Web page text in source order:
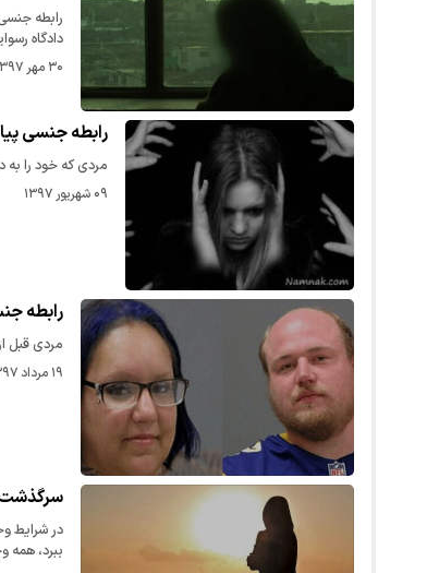
رابطه
دادگاه
۳۰ مهر ۱۳۹۷
رابطه جنسی پیامبر
مردی که خود را
۰۹ شهریور ۱۳۹۷
رابطه
مردی قبل
۱۹ مرداد ۱۳۹۷
سرگذشت
در شرایط
ببرد،